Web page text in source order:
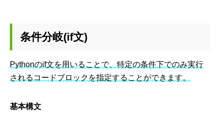
条件分岐(if文)
Pythonのif文を用いることで、特定の条件下でのみ実行
されるコードブロックを指定することができます。
基本構文